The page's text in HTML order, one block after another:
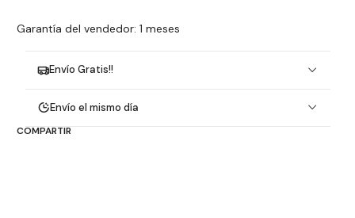
Garantía del vendedor: 1 meses
Envío Gratis!!
Envío el mismo día
COMPARTIR